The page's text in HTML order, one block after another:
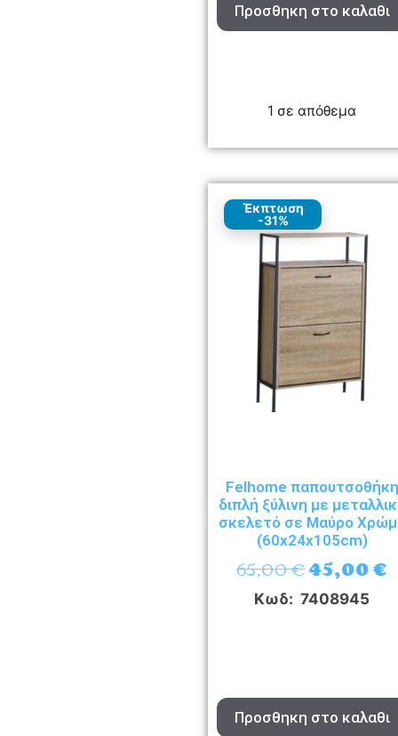
Προσθηκη στο καλαθι
1 σε απόθεμα
Έκπτωση
-31%
Felhome παπουτσοθήκη
διπλή ξύλινη με
σκελετό σε Μαύρο
(60x24x105cm)
65,00€45,00€
Κωδ: 7408945
Προσθηκη στο καλαθι